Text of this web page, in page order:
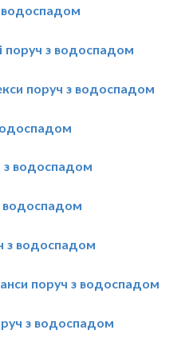
водоспадом
поруч з водоспадом
поруч з водоспадом
з водоспадом
водоспадом
з водоспадом
поруч з водоспадом
з водоспадом